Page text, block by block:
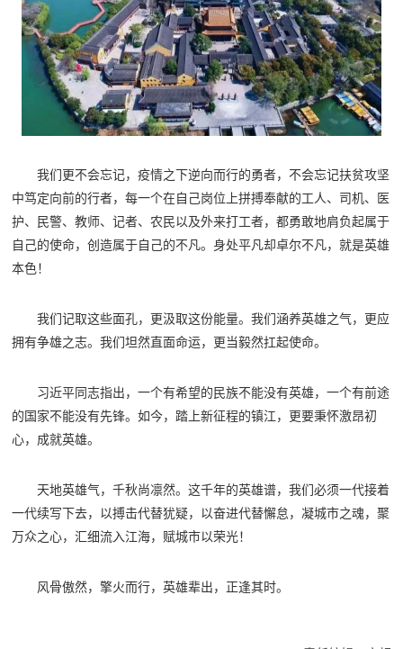
我们更不会忘记，疫情之下逆向而行的勇者，不会忘记扶贫攻坚
中笃定向前的行者，每一个在自己岗位上拼搏奉献的工人、司机、医
护、民警、教师、记者、农民以及外来打工者，都勇敢地肩负起属于
自己的使命，创造属于自己的不凡。身处平凡却卓尔不凡，就是英雄
本色！
我们记取这些面孔，更汲取这份能量。我们涵养英雄之气，更应
拥有争雄之志。我们坦然直面命运，更当毅然扛起使命。
习近平同志指出，一个有希望的民族不能没有英雄，一个有前途
的国家不能没有先锋。如今，踏上新征程的镇江，更要秉怀激昂初
心，成就英雄。
天地英雄气，千秋尚凛然。这千年的英雄谱，我们必须一代接着
一代续写下去，以搏击代替犹疑，以奋进代替懈怠，凝城市之魂，聚
万众之心，汇细流入江海，赋城市以荣光！
风骨傲然，擎火而行，英雄辈出，正逢其时。